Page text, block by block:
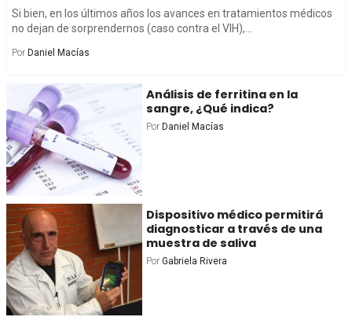
Si bien, en los últimos años los avances en tratamientos médicos
no dejan de sorprendernos (caso contra el VIH),...
Por Daniel Macías
Análisis de ferritina en la
sangre, ¿Qué indica?
Por Daniel Macías
Dispositivo médico permitirá
diagnosticar a través de una
muestra de saliva
Por Gabriela Rivera